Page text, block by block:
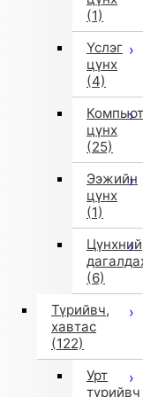
(1)
Үслэг
цүнх
(4)
цүнх
(25)
Ээжийн
цүнх
(1)
Цүнхний
(6)
Түрийвч,
хавтас
(122)
Урт
түрийвч